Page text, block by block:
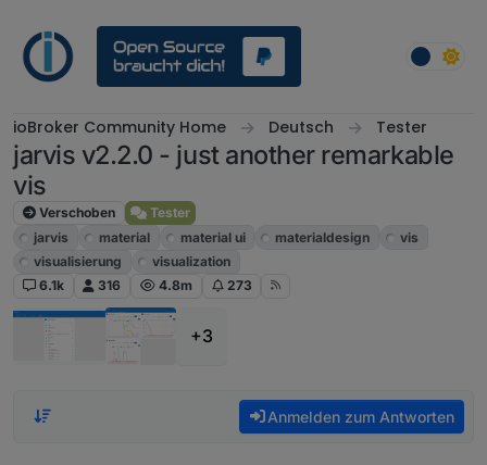
ioBroker Community Home Deutsch Tester
jarvis v2.2.0 - just another remarkable
vis
Verschoben
Tester
jarvis
material material ui materialdesign
vis
visualisierung
visualization
6.1k
316 4.8m 273
+3
Anmelden zum Antworten